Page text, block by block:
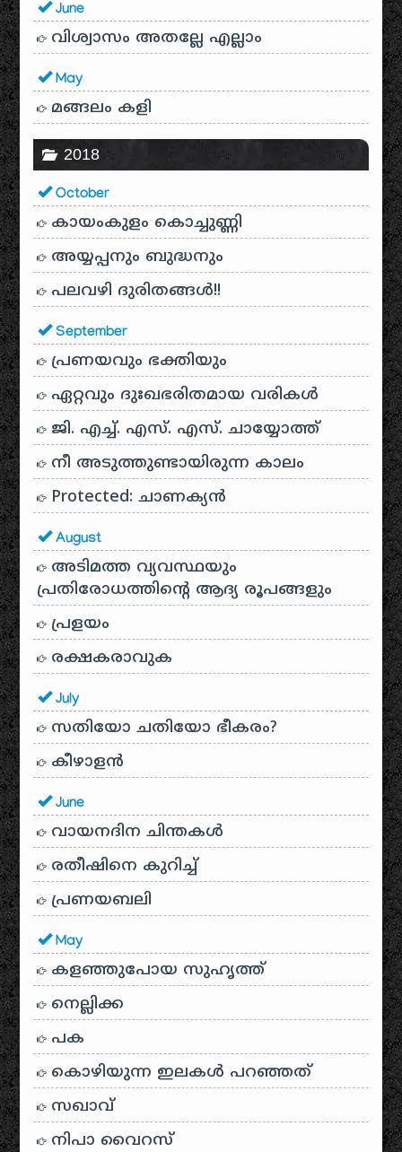
June
വിശ്വാസം അതല്ലേ എല്ലാം
May
മങ്ങലം കളി
2018
October
കായം‌കുളം കൊച്ചുണ്ണി
അയ്യപ്പനും ബുദ്ധനും
പലവഴി ദുരിതങ്ങൾ!!
September
പ്രണയവും ഭക്തിയും
ഏറ്റവും ദുഃഖഭരിതമായ വരികൾ
ജി. എച്ച്. എസ്. എസ്. ചായ്യോത്ത്
നീ അടുത്തുണ്ടായിരുന്ന കാലം
Protected: ചാണക്യന്‍
August
അടിമത്ത വ്യവസ്ഥയും
പ്രതിരോധത്തിന്റെ ആദ്യ രൂപങ്ങളും
പ്രളയം
രക്ഷകരാവുക
July
സതിയോ ചതിയോ ഭീകരം?
കീഴാളന്‍
June
വായനദിന ചിന്തകൾ
രതീഷിനെ കുറിച്ച്
പ്രണയബലി
May
കളഞ്ഞുപോയ സുഹൃത്ത്
നെല്ലിക്ക
പക
കൊഴിയുന്ന ഇലകൾ പറഞ്ഞത്
സഖാവ്
നിപാ വൈറസ്